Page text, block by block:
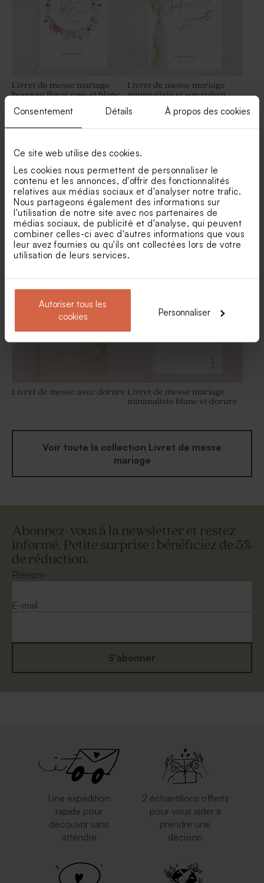
Consentement Détails À propos des cookies
Ce site web utilise des cookies.
Les cookies nous permettent de personnaliser le
contenu et les annonces, d'offrir des fonctionnalités
relatives aux médias sociaux et d'analyser notre trafic.
Nous partageons également des informations sur
l'utilisation de notre site avec nos partenaires de
médias sociaux, de publicité et d'analyse, qui peuvent
combiner celles-ci avec d'autres informations que vous
leur avez fournies ou qu'ils ont collectées lors de votre
utilisation de leurs services.
Autoriser tous les
cookies
Personnaliser
charme d'antan
Save the date mariage floral
charme d'antan
Marque place mariage floral
charme d'antan
Rond de serviette mariage
floral charme d'antan
Livret de messe mariage
bouquet floral rose et blanc
Livret de messe mariage
minimaliste et son ruban
Livret de messe mariage
initiales en lumière et dorure
Livret de messe mariage
minimaliste et son ruban
vert
Livret de messe avec dorure Livret de messe mariage
minimaliste blanc et dorure
Voir toute la collection Livret de messe
mariage
Abonnez-vous à la newsletter et restez
informé. Petite surprise : bénéficiez de 5%
de réduction.
Prénom
E-mail
S'abonner
Une expédition
rapide pour
découvrir sans
attendre
2 échantillons offerts
pour vous aider à
prendre une
décision